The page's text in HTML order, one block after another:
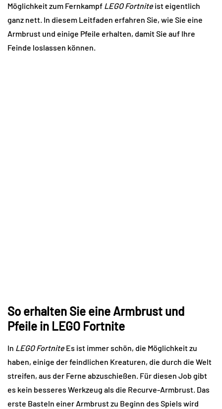
Möglichkeit zum Fernkampf LEGO Fortnite ist eigentlich
ganz nett. In diesem Leitfaden erfahren Sie, wie Sie eine
Armbrust und einige Pfeile erhalten, damit Sie auf Ihre
Feinde loslassen können.
So erhalten Sie eine Armbrust und
Pfeile in LEGO Fortnite
In LEGO Fortnite Es ist immer schön, die Möglichkeit zu
haben, einige der feindlichen Kreaturen, die durch die Welt
streifen, aus der Ferne abzuschießen. Für diesen Job gibt
es kein besseres Werkzeug als die Recurve-Armbrust. Das
erste Basteln einer Armbrust zu Beginn des Spiels wird